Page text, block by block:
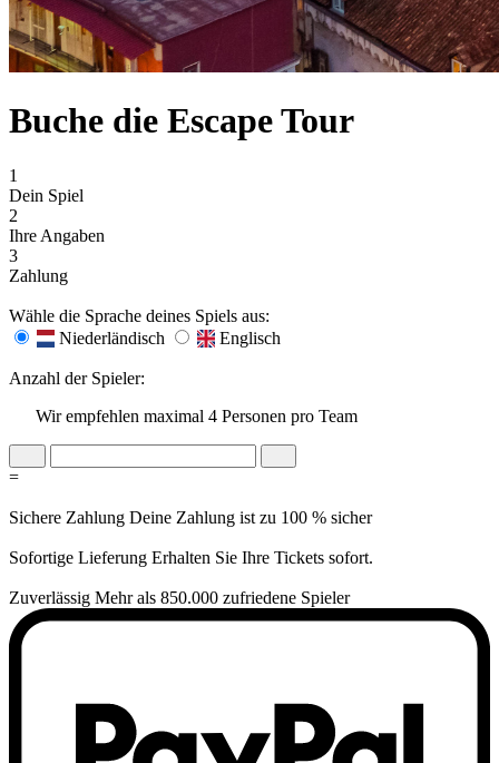
Buche die Escape Tour
1
Dein Spiel
2
Ihre Angaben
3
Zahlung
Wähle die Sprache deines Spiels aus:
Niederländisch
Englisch
Anzahl der Spieler:
Wir empfehlen maximal 4 Personen pro Team
=
Sichere Zahlung Deine Zahlung ist zu 100 % sicher
Sofortige Lieferung Erhalten Sie Ihre Tickets sofort.
Zuverlässig Mehr als 850.000 zufriedene Spieler